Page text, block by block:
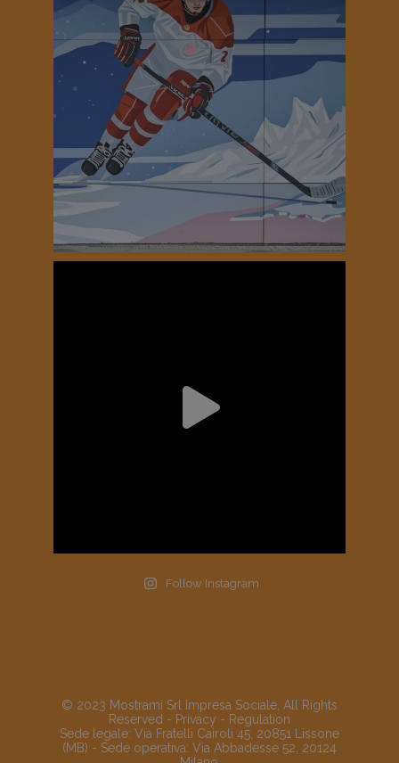
Follow Instagram
© 2023 Mostrami Srl Impresa Sociale, All Rights
Reserved - Privacy - Regulation
Sede legale: Via Fratelli Cairoli 45, 20851 Lissone
(MB) - Sede operativa: Via Abbadesse 52, 20124